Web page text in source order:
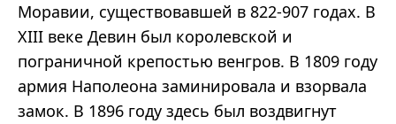
Моравии, существовавшей в 822-907 годах. В
XIII веке Девин был королевской и
пограничной крепостью венгров. В 1809 году
армия Наполеона заминировала и взорвала
замок. В 1896 году здесь был воздвигнут